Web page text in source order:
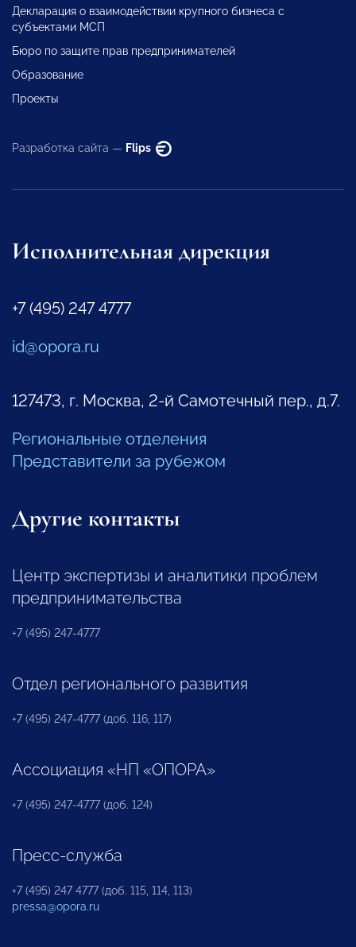
Декларация о взаимодействии крупного бизнеса с
субъектами МСП
Бюро по защите прав предпринимателей
Образование
Проекты
Разработка сайта — Flips
Исполнительная дирекция
+7 (495) 247 4777
id@opora.ru
127473, г. Москва, 2-й Самотечный пер., д.7.
Региональные отделения
Представители за рубежом
Другие контакты
Центр экспертизы и аналитики проблем
предпринимательства
+7 (495) 247-4777
Отдел регионального развития
+7 (495) 247-4777 (доб. 116, 117)
Ассоциация «НП «ОПОРА»
+7 (495) 247-4777 (доб. 124)
Пресс-служба
+7 (495) 247 4777 (доб. 115, 114, 113)
pressa@opora.ru